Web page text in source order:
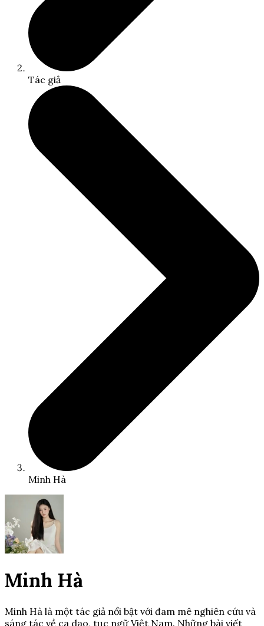
Tác giả
Minh Hà
Minh Hà
Minh Hà là một tác giả nổi bật với đam mê nghiên cứu và
sáng tác về ca dao, tục ngữ Việt Nam. Những bài viết